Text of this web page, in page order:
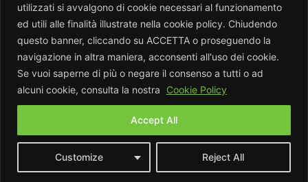
utilizzati si avvalgono di cookie necessari al funzionamento
ed utili alle finalità illustrate nella cookie policy. Chiudendo
questo banner, cliccando su ACCETTA o proseguendo la
navigazione in altra maniera, acconsenti all'uso dei cookie.
Se vuoi saperne di più o negare il consenso a tutti o ad
alcuni cookie, consulta la nostra
Cookie Policy
Customize Reject All
Accept All
INVIA
2022 © Functionable S.r.l. | P.IVA 10966630013 - Sede
Legale Via A. Pigafetta 67- 10129 TO